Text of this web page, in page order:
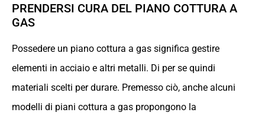
PRENDERSI CURA DEL PIANO COTTURA A
GAS
Possedere un piano cottura a gas significa gestire
elementi in acciaio e altri metalli. Di per se quindi
materiali scelti per durare. Premesso ciò, anche alcuni
modelli di piani cottura a gas propongono la